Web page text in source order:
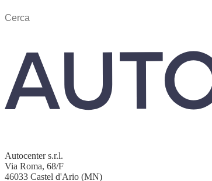
Autocenter s.r.l.
Via Roma, 68/F
46033 Castel d'Ario (MN)